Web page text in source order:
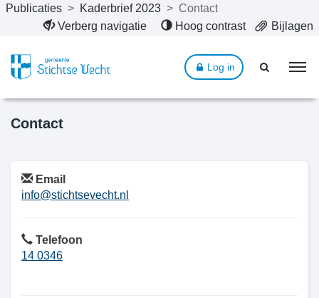
Naar hoofdinhoud
Publicaties > Kaderbrief 2023 > Contact
Verberg navigatie
Hoog contrast Bijlagen
Log in
Contact
Email
info@stichtsevecht.nl
Telefoon
14 0346